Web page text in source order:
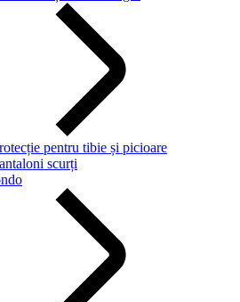
pentru tibie și picioare
scurți